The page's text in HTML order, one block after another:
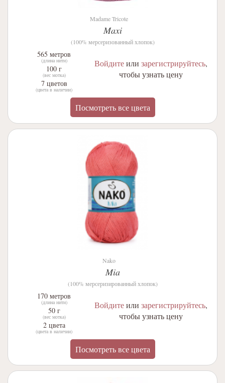
Madame Tricote
Maxi
(100% мерсеризованный хлопок)
565 метров
(длина нити)
100 г
(вес мотка)
7 цветов
(цвета в наличии)
Войдитеили зарегистрируйтесь,
чтобы узнать цену
Посмотреть все цвета
Nako
Mia
(100% мерсеризированный хлопок)
170 метров
(длина нити)
50 г
(вес мотка)
2 цвета
(цвета в наличии)
Войдитеили зарегистрируйтесь,
чтобы узнать цену
Посмотреть все цвета